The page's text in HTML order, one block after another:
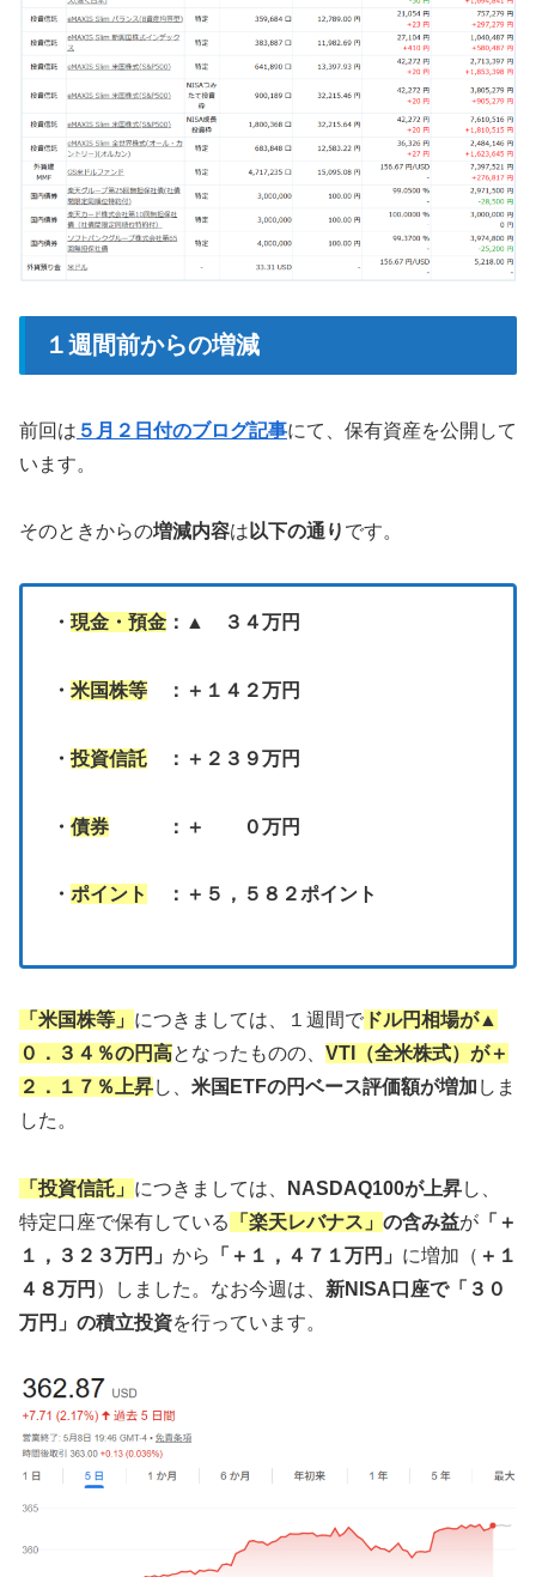
１週間前からの増減
前回は ５月２日付のブログ記事にて、保有資産を公開して
います。
そのときからの増減内容は以下の通り です。
・ 現金・預金 ：▲ ３４万円
・ 米国株等 ：＋１４２万円
・ 投資信託 ：＋２３９万円
・ 債券 ：＋ ０万円
・ ポイント ：＋５，５８２ポイント
「米国株等」 につきましては、１週間で ドル円相場が▲
０．３４％の円高となったものの、 VTI（全米株式）が＋
２．１７％上昇し、 米国ETFの円ベース評価額が増加 しま
した。
「投資信託」 につきましては、 NASDAQ100が上昇し、
特定口座で保有している
「楽天レバナス」 の含み益が 「＋
１，３２３万円」 から 「＋１，４７１万円」 に増加（ ＋１
４８万円 ）しました。なお今週は、 新NISA口座で「３０
万円」の積立投資を行っています。